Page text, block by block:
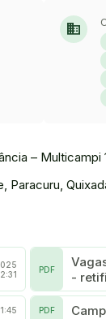
domain
– Multicampi
-
PDF
PDF